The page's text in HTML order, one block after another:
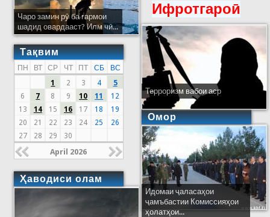
Чаро замин рӯ ба гармои
шадид овардааст? Илм чӣ...
Тақвим
ПН ВТ СР ЧТ ПТ СБ
ВС
1
2 3 4
5
6
7 8 9 10 11
12
13
14 15 16 17 18
19
20
21 22 23 24 25
26
27
28 29 30
April 2026
Ҳаводиси олам
Ифротгароӣ
Терроризм вабои аср
Омор
Идомаи ҷаласаҳои
ҷамъбастии Комиссияҳои
ҳолатҳои...